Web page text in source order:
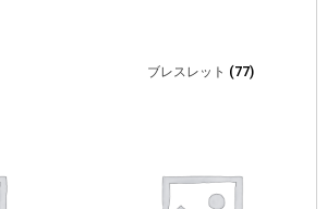
ブレスレット (77)